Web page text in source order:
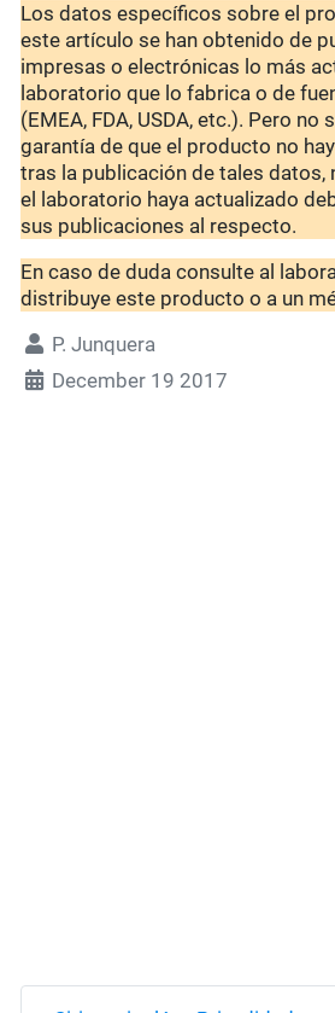
Los datos específicos sobre el
este artículo se han obtenido de
impresas o electrónicas lo más
laboratorio que lo fabrica o de
(EMEA, FDA, USDA, etc.). Pero no
garantía de que el producto no
tras la publicación de tales datos,
el laboratorio haya actualizado
sus publicaciones al respecto.
En caso de duda consulte al
distribuye este producto o a un
P. Junquera
December 19 2017